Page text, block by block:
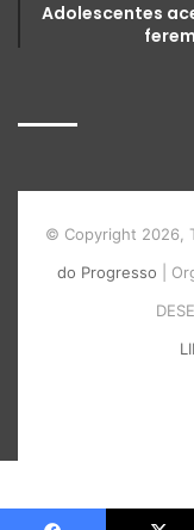
Adolescentes
© Copyright 2026,
do Progresso |